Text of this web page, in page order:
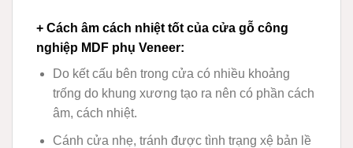
+ Cách âm cách nhiệt tốt của cửa gỗ công
nghiệp MDF phụ Veneer:
Do kết cấu bên trong cửa có nhiều khoảng
trống do khung xương tạo ra nên có phần cách
âm, cách nhiệt.
Cánh cửa nhẹ, tránh được tình trạng xệ bản lề